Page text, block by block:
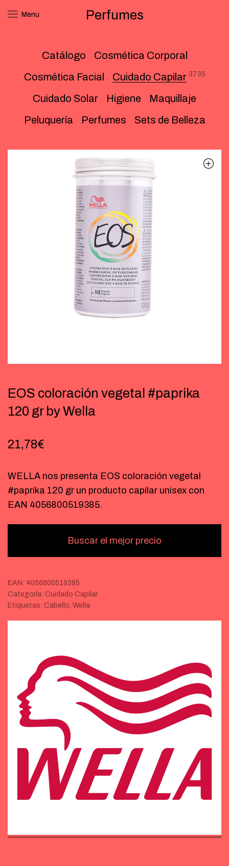
Menu Perfumes
Catálogo
Cosmética Corporal
Cosmética Facial
Cuidado Capilar 3735
Cuidado Solar Higiene
Maquillaje
Peluquería
Perfumes Sets de Belleza
EOS coloración vegetal #paprika
120 gr by Wella
21,78€
WELLA nos presenta EOS coloración vegetal
#paprika 120 gr un producto capilar unisex con
EAN 4056800519385.
Buscar el mejor precio
EAN: 4056800519385
Categoría: Cuidado Capilar
Etiquetas: Cabello, Wella